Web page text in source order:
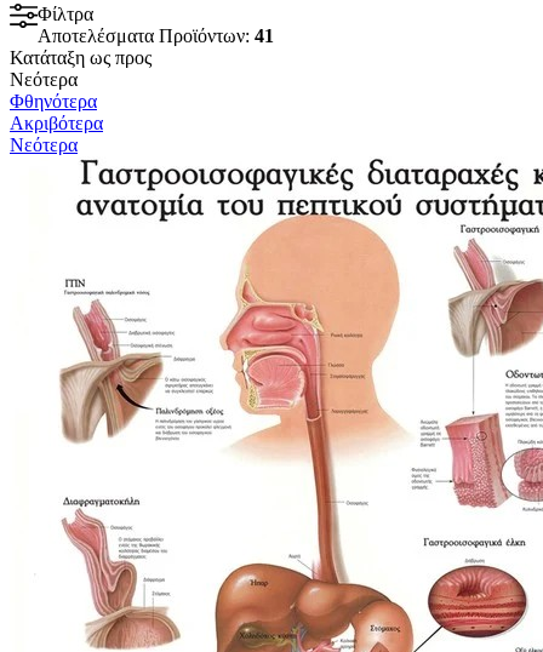
Φίλτρα
Αποτελέσματα Προϊόντων: 41
Κατάταξη ως προς
Νεότερα
Φθηνότερα
Ακριβότερα
Νεότερα